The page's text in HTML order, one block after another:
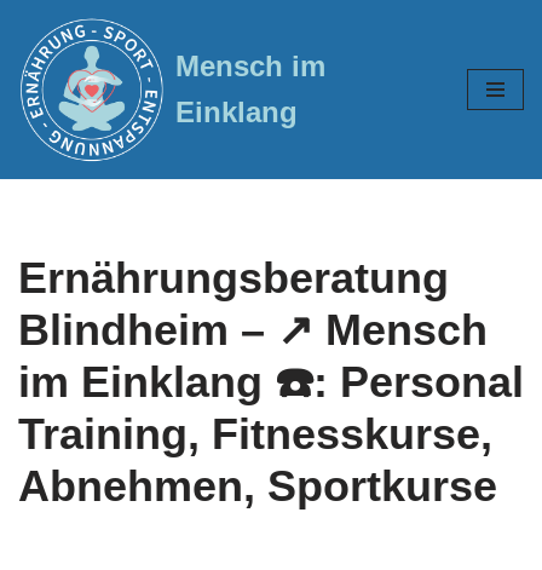
Zum
Inhalt
springen
Mensch im
Einklang
Ernährungsberatung
Blindheim – ↗️ Mensch
im Einklang ☎️: Personal
Training, Fitnesskurse,
Abnehmen, Sportkurse